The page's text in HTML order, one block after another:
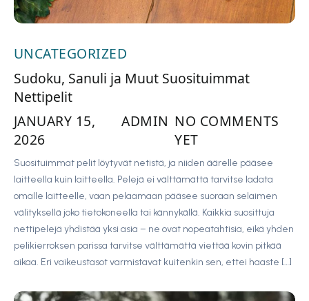
UNCATEGORIZED
Sudoku, Sanuli ja Muut Suosituimmat
Nettipelit
JANUARY 15,
2026
ADMIN NO COMMENTS
YET
Suosituimmat pelit löytyvät netistä, ja niiden äärelle pääsee
laitteella kuin laitteella. Pelejä ei välttämättä tarvitse ladata
omalle laitteelle, vaan pelaamaan pääsee suoraan selaimen
välityksellä joko tietokoneella tai kännykällä. Kaikkia suosittuja
nettipelejä yhdistää yksi asia – ne ovat nopeatahtisia, eikä yhden
pelikierroksen parissa tarvitse välttämättä viettää kovin pitkää
aikaa. Eri vaikeustasot varmistavat kuitenkin sen, ettei haaste […]